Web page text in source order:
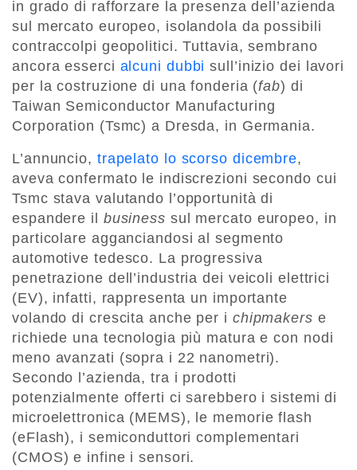
in grado di rafforzare la presenza dell’azienda
sul mercato europeo, isolandola da possibili
contraccolpi geopolitici. Tuttavia, sembrano
ancora esserci alcuni dubbi sull’inizio dei lavori
per la costruzione di una fonderia (fab) di
Taiwan Semiconductor Manufacturing
Corporation (Tsmc) a Dresda, in Germania.
L’annuncio, trapelato lo scorso dicembre,
aveva confermato le indiscrezioni secondo cui
Tsmc stava valutando l’opportunità di
espandere il business sul mercato europeo, in
particolare agganciandosi al segmento
automotive tedesco. La progressiva
penetrazione dell’industria dei veicoli elettrici
(EV), infatti, rappresenta un importante
volando di crescita anche per i chipmakers e
richiede una tecnologia più matura e con nodi
meno avanzati (sopra i 22 nanometri).
Secondo l’azienda, tra i prodotti
potenzialmente offerti ci sarebbero i sistemi di
microelettronica (MEMS), le memorie flash
(eFlash), i semiconduttori complementari
(CMOS) e infine i sensori.